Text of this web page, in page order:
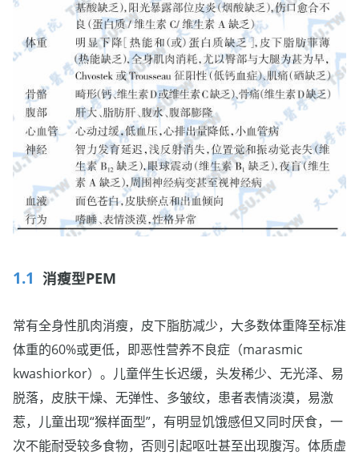
消瘦型PEM
常有全身性肌肉消瘦，皮下脂肪减少，大多数体重降至标准
体重的60%或更低，即恶性营养不良症（marasmic
kwashiorkor）。儿童伴生长迟缓，头发稀少、无光泽、易
脱落，皮肤干燥、无弹性、多皱纹，患者表情淡漠，易激
惹，儿童出现“猴样面型”，有明显饥饿感但又同时厌食，一
次不能耐受较多食物，否则引起呕吐甚至出现腹泻。体质虚